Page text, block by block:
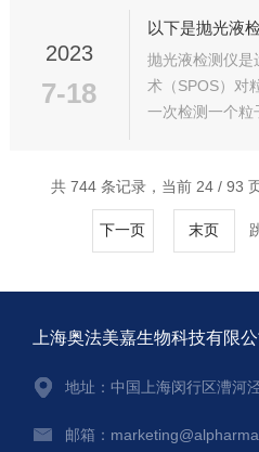
仪通过传感器
据...
2023
7-18
以下是抛光液
抛光液检测仪是
术（SPOS）对
一次检测一个粒
径统计学分布
能够在测量粒
共 744 条记录，当前 24 / 93
下一页 末页
上海奥法美嘉生物科技有限公
地址：中国上海闵行区漕河
邮箱：